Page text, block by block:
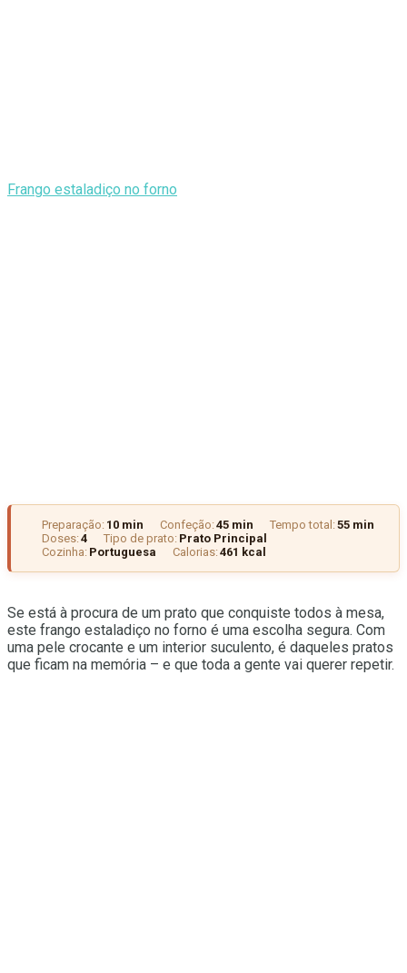
Frango estaladiço no forno
Preparação: 10 min Confeção:45 min Tempo total:55 min
Doses:4 Tipo de prato: Prato Principal
Cozinha: Portuguesa Calorias:461 kcal
Se está à procura de um prato que conquiste todos à mesa,
este frango estaladiço no forno é uma escolha segura. Com
uma pele crocante e um interior suculento, é daqueles pratos
que ficam na memória – e que toda a gente vai querer repetir.